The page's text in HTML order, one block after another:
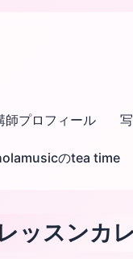
師プロフィール
のtea time
レッスンカ